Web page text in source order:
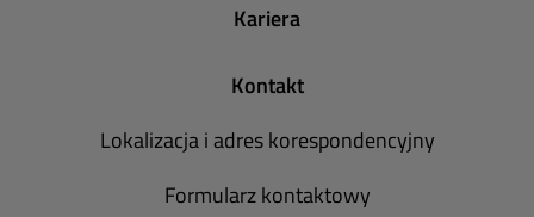
Kariera
Kontakt
Lokalizacja i adres korespondencyjny
Formularz kontaktowy